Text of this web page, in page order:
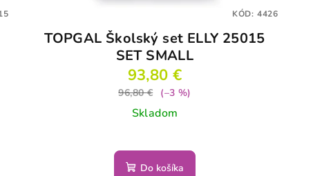
TOPGAL Školský set ELLY 25015
SET SMALL
93,80 €
96,80 € (–3 %)
Skladom
Do košíka
KÓD: 4426